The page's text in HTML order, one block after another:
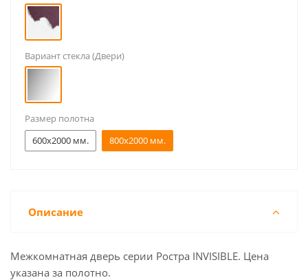
Вариант стекла (Двери)
Размер полотна
600x2000 мм.
800x2000 мм.
Описание
Межкомнатная дверь серии Ростра INVISIBLE. Цена
указана за полотно.